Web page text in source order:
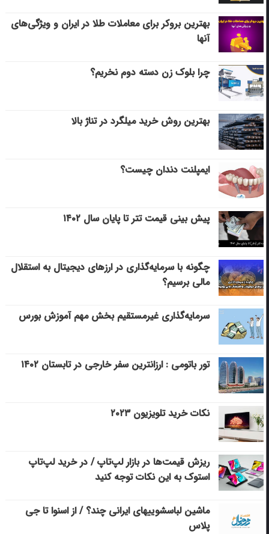
بهترین بروکر برای معاملات طلا در ایران و ویژگی‌های
آنها
چرا بلوک زن دسته دوم نخریم؟
بهترین روش خرید میلگرد در تناژ بالا
ایمپلنت دندان چیست؟
پیش بینی قیمت تتر تا پایان سال ۱۴۰۲
چگونه با سرمایه‌گذاری در ارزهای دیجیتال به استقلال
مالی برسیم؟
سرمایه‌گذاری غیرمستقیم بخش مهم آموزش بورس
تور باتومی : ارزانترین سفر خارجی در تابستان ۱۴۰۲
نکات خرید تلویزیون ۲۰۲۳
ریزش قیمت‌ها در بازار لپ‌تاپ / در خرید لپ‌تاپ
استوک به این نکات توجه کنید
ماشین لباسشویی‎های ایرانی چند؟ / از اسنوا تا جی
پلاس